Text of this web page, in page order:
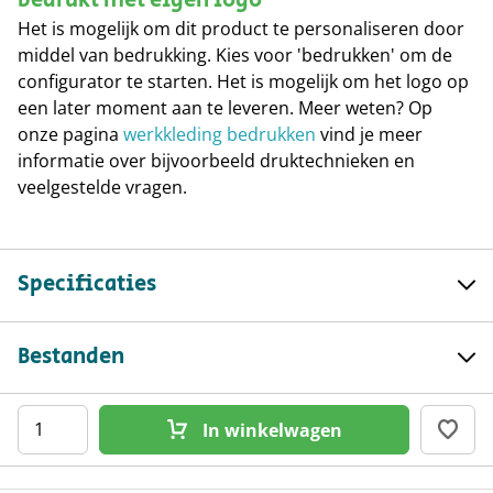
Het is mogelijk om dit product te personaliseren door
middel van bedrukking. Kies voor 'bedrukken' om de
configurator te starten. Het is mogelijk om het logo op
een later moment aan te leveren. Meer weten? Op
onze pagina werkkleding bedrukken vind je meer
informatie over bijvoorbeeld druktechnieken en
veelgestelde vragen.
Specificaties
Merk
OXXA
Artikelcode
EAN
8718249032233
Maat
L
Bestanden
OXXA Warwick 5300 regenbroek datasheet
In winkelwagen